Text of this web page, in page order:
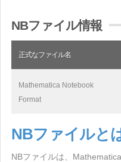
NBファイル情報
正式なファイル名
Mathematica Notebook
Format
NBファイルと
NBファイルは、